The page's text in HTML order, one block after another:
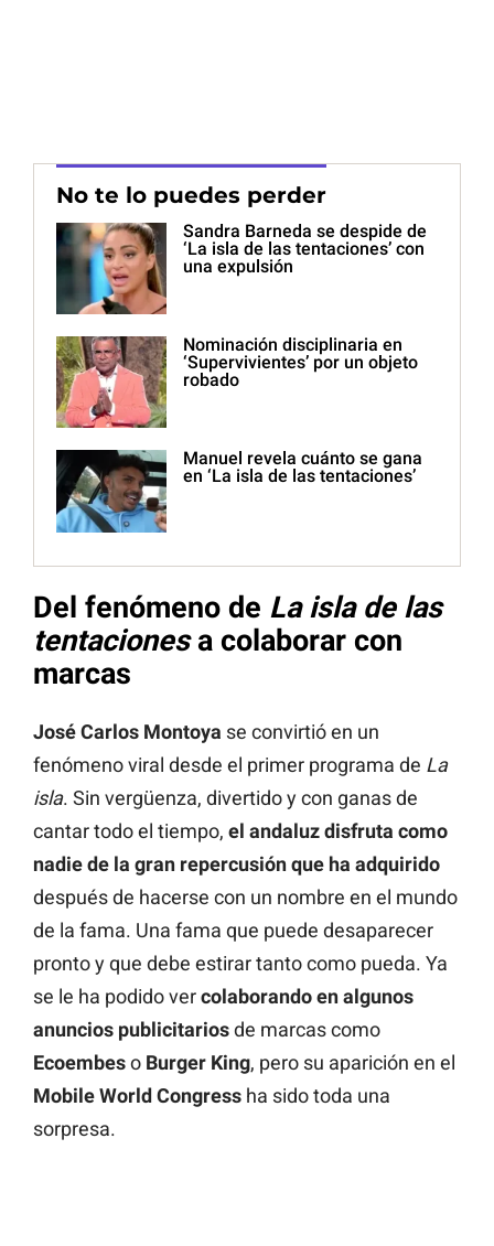
No te lo puedes perder
Sandra Barneda se despide de
‘La isla de las tentaciones’ con
una expulsión
Nominación disciplinaria en
‘Supervivientes’ por un objeto
robado
Manuel revela cuánto se gana
en ‘La isla de las tentaciones’
Del fenómeno de La isla de las
tentacionesa colaborar con
marcas
José Carlos Montoya se convirtió en un
fenómeno viral desde el primer programa de La
isla. Sin vergüenza, divertido y con ganas de
cantar todo el tiempo, el andaluz disfruta como
nadie de la gran repercusión que ha adquirido
después de hacerse con un nombre en el mundo
de la fama. Una fama que puede desaparecer
pronto y que debe estirar tanto como pueda. Ya
se le ha podido vercolaborando en algunos
anuncios publicitariosde marcas como
Ecoembeso Burger King, pero su aparición en el
Mobile World Congress ha sido toda una
sorpresa.